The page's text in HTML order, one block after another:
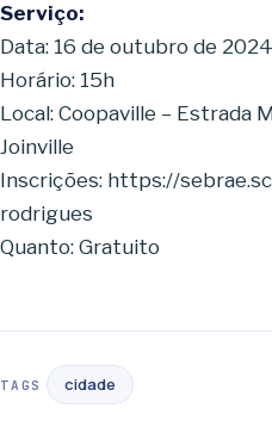
Serviço:
Data: 16 de outubro de 2024
Horário: 15h
Local: Coopaville – Estrada
Joinville
Inscrições: https://
rodrigues
Quanto: Gratuito
TAGS cidade